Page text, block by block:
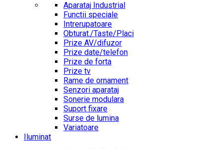
Aparataj Industrial
Functii speciale
Intrerupatoare
Obturat./Taste/Placi
Prize AV/difuzor
Prize date/telefon
Prize de forta
Prize tv
Rame de ornament
Senzori aparataj
Sonerie modulara
Suport fixare
Surse de lumina
Variatoare
Iluminat